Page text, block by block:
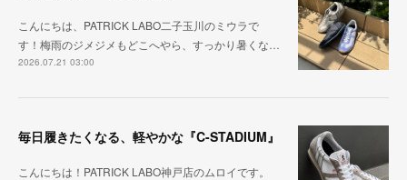
こんにちは、PATRICK LABO二子玉川のミウラで
す！梅雨のジメジメもどこへやら、すっかり暑くな…
2026.07.21 03:00
毎日履きたくなる、軽やかな『C-STADIUM』
こんにちは！PATRICK LABO神戸店のムロイです。